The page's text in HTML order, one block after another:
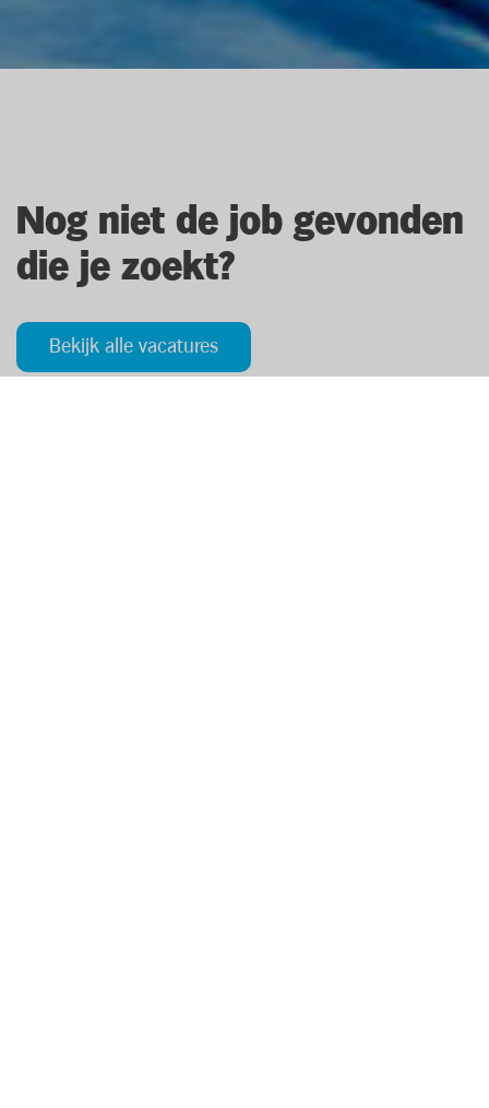
Nog niet de job gevonden
die je zoekt?
Bekijk alle vacatures